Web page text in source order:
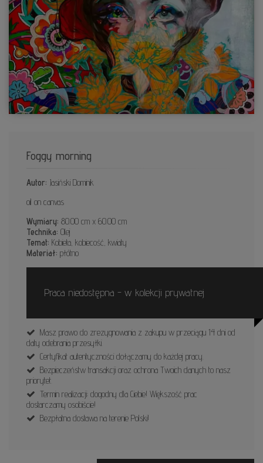
Foggy morning
Autor: Jasiński Dominik
oil on canvas
Wymiary: 80.00 cm x 60.00 cm
Technika: Olej
Temat: Kobieta, kobiecość, kwiaty
Materiał: płótno
Praca niedostępna - w kolekcji prywatnej
Masz prawo do zrezygnowania z zakupu w przeciągu 14 dni od
daty odebrania przesyłki.
Certyfikat autentyczności dołączamy do każdej pracy.
Bezpieczeństw transakcji oraz ochrona Twoich danych to nasz
priorytet.
Termin realizacji: dogodny dla Ciebie! Większość prac
dostarczamy osobiście!
Bezpłatna dostawa na terenie Polski!